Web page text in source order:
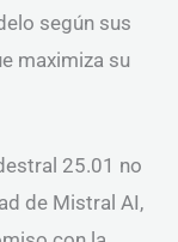
según sus
maximiza su
25.01 no
de Mistral AI,